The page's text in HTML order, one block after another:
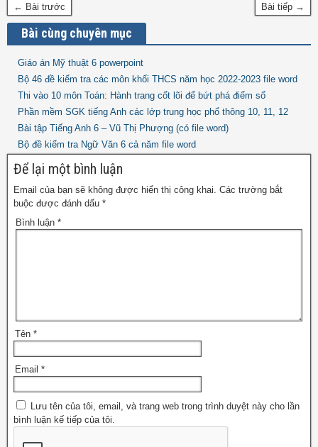
← Bài trước Bài tiếp →
Bài cùng chuyên mục
Giáo án Mỹ thuật 6 powerpoint
Bộ 46 đề kiểm tra các môn khối THCS năm học 2022-2023 file word
Thi vào 10 môn Toán: Hành trang cốt lõi để bứt phá điểm số
Phần mềm SGK tiếng Anh các lớp trung học phổ thông 10, 11, 12
Bài tập Tiếng Anh 6 – Vũ Thị Phượng (có file word)
Bộ đề kiểm tra Ngữ Văn 6 cả năm file word
Để lại một bình luận
Email của bạn sẽ không được hiển thị công khai. Các trường bắt
buộc được đánh dấu *
Bình luận *
Tên *
Email *
Lưu tên của tôi, email, và trang web trong trình duyệt này cho lần
bình luận kế tiếp của tôi.